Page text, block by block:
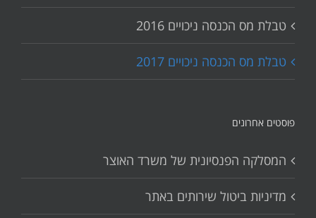
טבלת מס הכנסה ניכויים 2016
טבלת מס הכנסה ניכויים 2017
פוסטים אחרונים
המסלקה הפנסיונית של משרד האוצר
מדיניות ביטול שירותים באתר